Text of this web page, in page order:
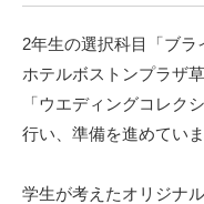
2年生の選択科目「ブラ
ホテルボストンプラザ
「ウエディングコレク
行い、準備を進めていま
学生が考えたオリジナ